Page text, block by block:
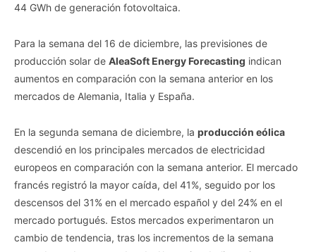
44 GWh de generación fotovoltaica.
Para la semana del 16 de diciembre, las previsiones de
producción solar de AleaSoft Energy Forecasting indican
aumentos en comparación con la semana anterior en los
mercados de Alemania, Italia y España.
En la segunda semana de diciembre, la producción eólica
descendió en los principales mercados de electricidad
europeos en comparación con la semana anterior. El mercado
francés registró la mayor caída, del 41%, seguido por los
descensos del 31% en el mercado español y del 24% en el
mercado portugués. Estos mercados experimentaron un
cambio de tendencia, tras los incrementos de la semana